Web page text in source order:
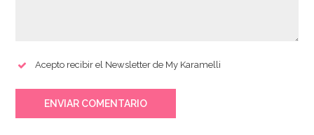
Acepto recibir el Newsletter de My Karamelli
ENVIAR COMENTARIO